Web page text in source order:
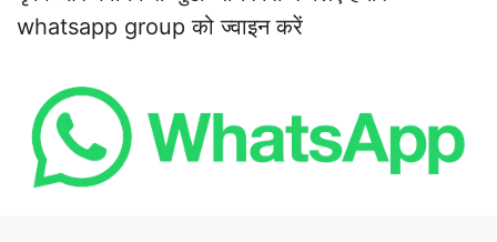
whatsapp group को ज्वाइन करें